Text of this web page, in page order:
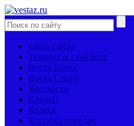
карта сайта
Тюнинг и стайлинг
Веста Кросс
Веста Спорт
Жидкости
Климат
Колеса
Коробка передач